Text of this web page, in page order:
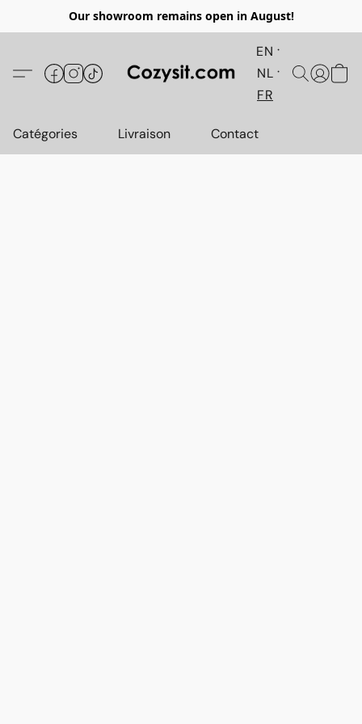
Our showroom remains open in August!
EN
NL
FR
Catégories Livraison Contact